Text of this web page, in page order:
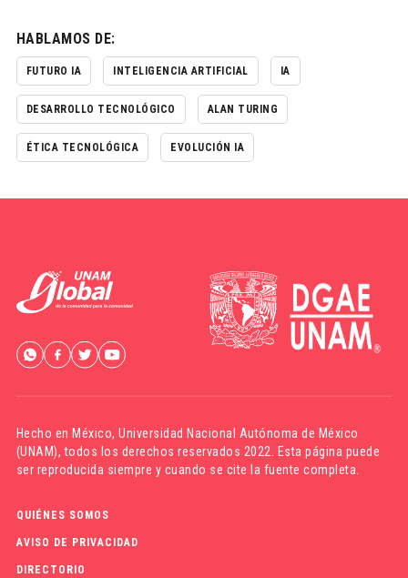
HABLAMOS DE:
FUTURO IA INTELIGENCIA ARTIFICIAL IA
DESARROLLO TECNOLÓGICO ALAN TURING
ÉTICA TECNOLÓGICA EVOLUCIÓN IA
Hecho en México,Universidad Nacional Autónoma de México
(UNAM), todos los derechos reservados 2022. Esta página puede
ser reproducida siempre y cuando se cite la fuente completa.
QUIÉNES SOMOS
AVISO DE PRIVACIDAD
DIRECTORIO